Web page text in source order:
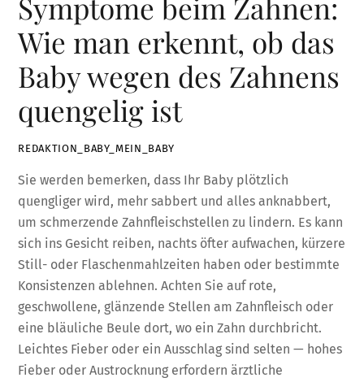
Symptome beim Zahnen:
Wie man erkennt, ob das
Baby wegen des Zahnens
quengelig ist
REDAKTION_BABY_MEIN_BABY
Sie werden bemerken, dass Ihr Baby plötzlich
quengliger wird, mehr sabbert und alles anknabbert,
um schmerzende Zahnfleischstellen zu lindern. Es kann
sich ins Gesicht reiben, nachts öfter aufwachen, kürzere
Still- oder Flaschenmahlzeiten haben oder bestimmte
Konsistenzen ablehnen. Achten Sie auf rote,
geschwollene, glänzende Stellen am Zahnfleisch oder
eine bläuliche Beule dort, wo ein Zahn durchbricht.
Leichtes Fieber oder ein Ausschlag sind selten — hohes
Fieber oder Austrocknung erfordern ärztliche